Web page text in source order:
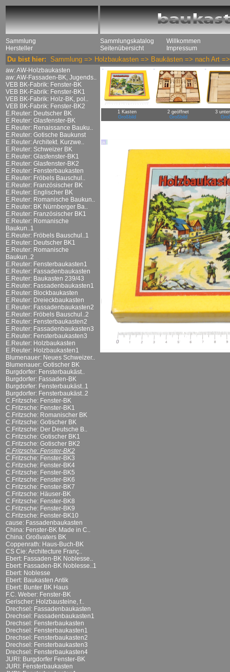
Sammlung
Hersteller
Sammlungskatalog
Seitenübersicht
Willkommen
Impressum
Du bist hier: Sammlung => Holzbaukasten => Baukästen => nach Art
aw: AW-Holzbaukasten
aw: AW-Fassaden-BK, Jugends..
VEB BK-Fabrik: Fenster-BK
VEB BK-Fabrik: Fenster-BK1
VEB BK-Fabrik: Holz-BK, pol..
VEB BK-Fabrik: Fenster-BK2
E.Reuter: Deutscher BK
E.Reuter: Glasfenster-BK
E.Reuter: Renaissance Bauku..
E.Reuter: Gotische Baukunst
E.Reuter: Architekt. Kurzwe..
E.Reuter: Schweizer BK
E.Reuter: Glasfenster-BK1
E.Reuter: Glasfenster-BK2
E.Reuter: Fensterbaukasten
E.Reuter: Fröbels Bauschul..
E.Reuter: Französischer BK
E.Reuter: Englischer BK
E.Reuter: Romanische Baukun..
E.Reuter: BK Nürnberger Ba..
E.Reuter: Französischer BK1
E.Reuter: Romanische
Baukun..1
E.Reuter: Fröbels Bauschul..1
E.Reuter: Deutscher BK1
E.Reuter: Romanische
Baukun..2
E.Reuter: Fensterbaukasten1
E.Reuter: Fassadenbaukasten
E.Reuter: Baukasten 239/43
E.Reuter: Fassadenbaukasten1
E.Reuter: Blockbaukasten
E.Reuter: Dreieckbaukasten
E.Reuter: Fassadenbaukasten2
E.Reuter: Fröbels Bauschul..2
E.Reuter: Fensterbaukasten2
E.Reuter: Fassadenbaukasten3
E.Reuter: Fensterbaukasten3
E.Reuter: Holzbaukasten
E.Reuter: Holzbaukasten1
Blumenauer: Neues Schweizer..
Blumenauer: Gotischer BK
Burgdorfer: Fensterbaukäst..
Burgdorfer: Fassaden-BK
Burgdorfer: Fensterbaukäst..1
Burgdorfer: Fensterbaukäst..2
C.Fritzsche: Fenster-BK
C.Fritzsche: Fenster-BK1
C.Fritzsche: Romanischer BK
C.Fritzsche: Gotischer BK
C.Fritzsche: Der Deutsche B..
C.Fritzsche: Gotischer BK1
C.Fritzsche: Gotischer BK2
C.Fritzsche: Fenster-BK2
C.Fritzsche: Fenster-BK3
C.Fritzsche: Fenster-BK4
C.Fritzsche: Fenster-BK5
C.Fritzsche: Fenster-BK6
C.Fritzsche: Fenster-BK7
C.Fritzsche: Häuser-BK
C.Fritzsche: Fenster-BK8
C.Fritzsche: Fenster-BK9
C.Fritzsche: Fenster-BK10
cause: Fassadenbaukasten
China: Fenster-BK Made in C..
China: Großvaters BK
Coppenrath: Haus-Buch-BK
CS Cie: Architecture Franç..
Ebert: Fassaden-BK Noblesse..
Ebert: Fassaden-BK Noblesse..1
Ebert: Noblesse
Ebert: Baukasten Antik
Ebert: Bunter BK Haus
F.C. Weber: Fenster-BK
Gerischer: Holzbausteine, f..
Drechsel: Fassadenbaukasten
Drechsel: Fassadenbaukasten1
Drechsel: Fensterbaukasten
Drechsel: Fensterbaukasten1
Drechsel: Fensterbaukasten2
Drechsel: Fensterbaukasten3
Drechsel: Fensterbaukasten4
JURI: Burgdorfer Fenster-BK
JURI: Fensterbaukasten
1 Kasten
Großbild
2 geöffnet
Großbild
3